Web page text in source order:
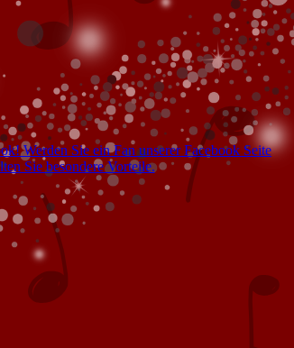
Werden Sie ein Fan unserer Facebook Seite
Sie besondere Vorteile.